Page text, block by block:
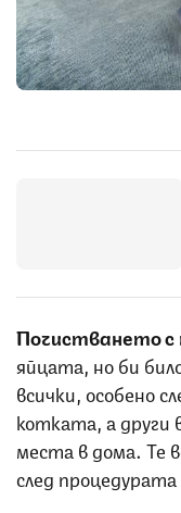
Почистването с
яйцата, но би
всички, особено
котката, а други
места в дома. Те
след